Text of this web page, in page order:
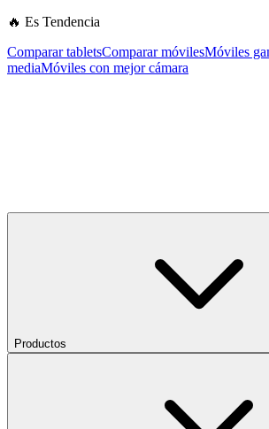
🔥 Es Tendencia
Comparar tabletsComparar móvilesMóviles
mediaMóviles con mejor cámara
Productos